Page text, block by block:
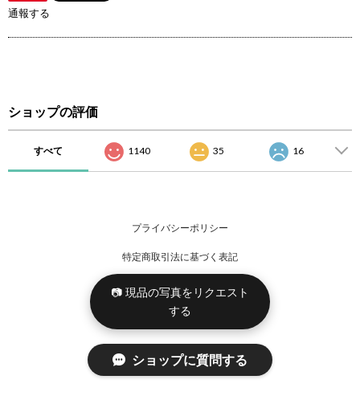
通報する
ショップの評価
すべて 1140 35 16
プライバシーポリシー
特定商取引法に基づく表記
📷 現品の写真をリクエスト
する
ショップに質問する